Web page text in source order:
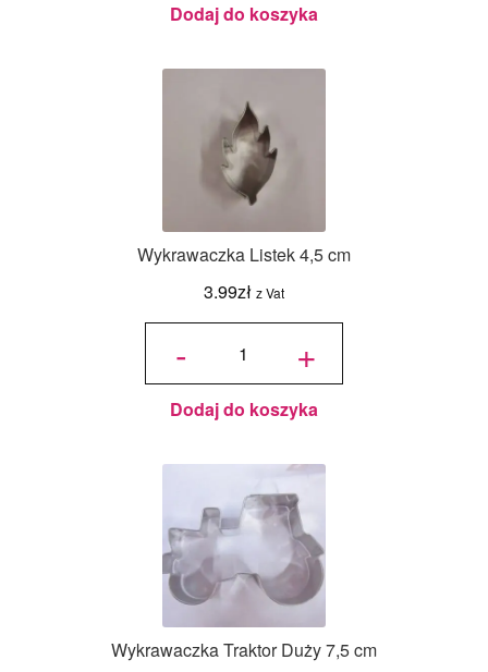
Dodaj do koszyka
Wykrawaczka Listek 4,5 cm
3.99zł z Vat
-
ilość
Listek 4,5 cm +
Dodaj do koszyka
Wykrawaczka Traktor Duży 7,5 cm